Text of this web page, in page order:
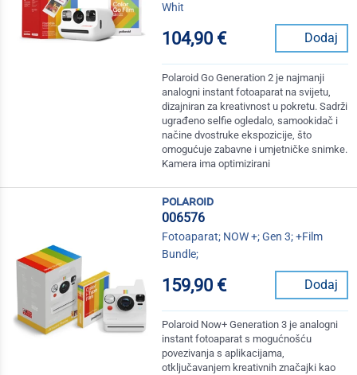
Whit
104,90 € Dodaj
Polaroid Go Generation 2 je najmanji
analogni instant fotoaparat na svijetu,
dizajniran za kreativnost u pokretu. Sadrži
ugrađeno selfie ogledalo, samookidač i
načine dvostruke ekspozicije, što
omogućuje zabavne i umjetničke snimke.
Kamera ima optimizirani
polaroid
006576
Fotoaparat; NOW +; Gen 3; +Film
Bundle;
159,90 € Dodaj
Polaroid Now+ Generation 3 je analogni
instant fotoaparat s mogućnošću
povezivanja s aplikacijama,
otključavanjem kreativnih značajki kao